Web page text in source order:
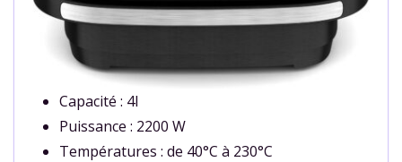
Capacité : 4l
Puissance : 2200 W
Températures : de 40°C à 230°C